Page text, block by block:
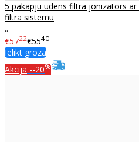
5 pakāpju ūdens filtra jonizators
filtra sistēmu
..
€5722€5540
Ielikt grozā
Akcija --20%